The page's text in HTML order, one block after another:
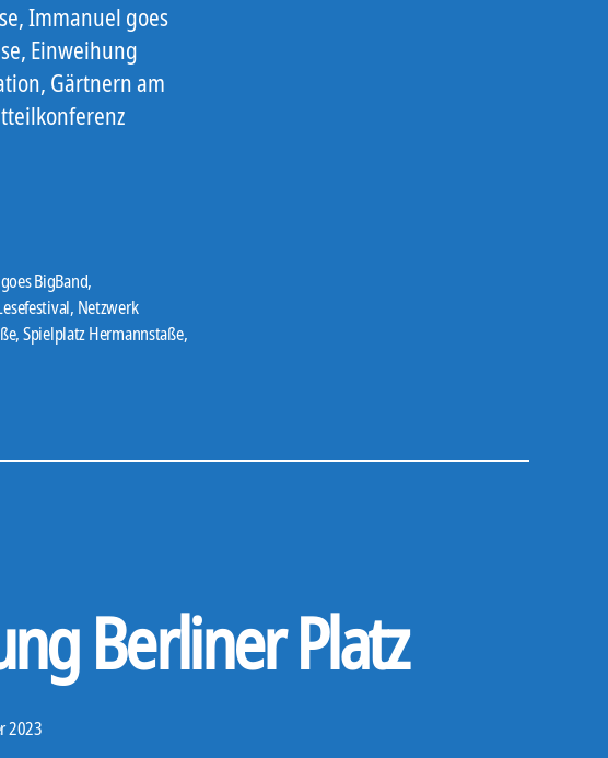
Immanuel goes
Einweihung
Gärtnern am
BigBand,
, Netzwerk
,Spielplatz Hermannstaße,
Berliner Platz
2023